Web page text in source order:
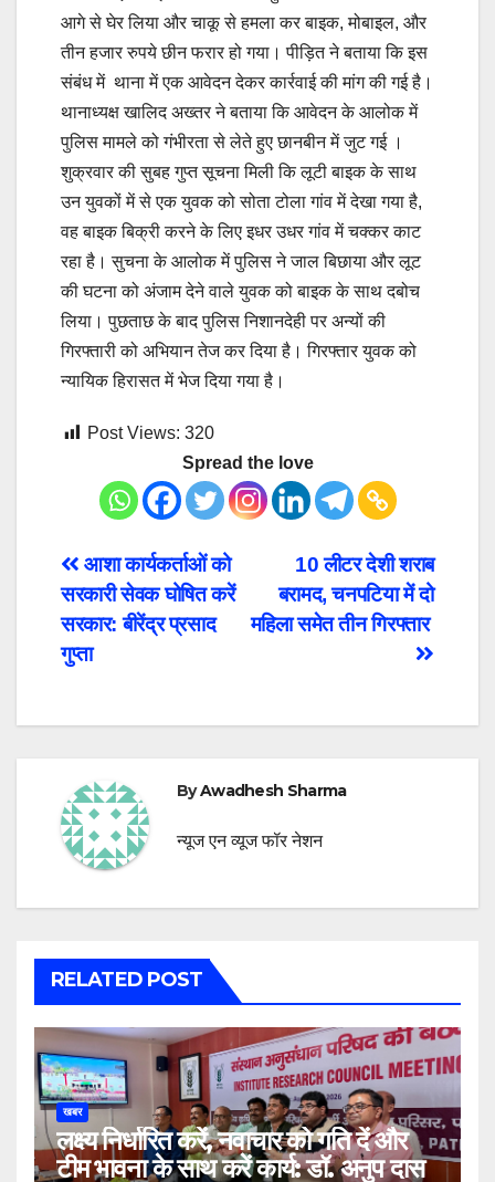
आगे से घेर लिया और चाकू से हमला कर बाइक, मोबाइल, और
तीन हजार रुपये छीन फरार हो गया। पीड़ित ने बताया कि इस
संबंध में थाना में एक आवेदन देकर कार्रवाई की मांग की गई है।
थानाध्यक्ष खालिद अख्तर ने बताया कि आवेदन के आलोक में
पुलिस मामले को गंभीरता से लेते हुए छानबीन में जुट गई ।
शुक्रवार की सुबह गुप्त सूचना मिली कि लूटी बाइक के साथ
उन युवकों में से एक युवक को सोता टोला गांव में देखा गया है,
वह बाइक बिक्री करने के लिए इधर उधर गांव में चक्कर काट
रहा है। सुचना के आलोक में पुलिस ने जाल बिछाया और लूट
की घटना को अंजाम देने वाले युवक को बाइक के साथ दबोच
लिया। पुछताछ के बाद पुलिस निशानदेही पर अन्यों की
गिरफ्तारी को अभियान तेज कर दिया है। गिरफ्तार युवक को
न्यायिक हिरासत में भेज दिया गया है।
Post Views: 320
Spread the love
Post
navigation
10 लीटर देशी शराब
बरामद, चनपटिया में दो
महिला समेत तीन गिरफ्तार
आशा कार्यकर्ताओं को
सरकारी सेवक घोषित करें
सरकार: बीरेंद्र प्रसाद
गुप्ता
ByAwadhesh Sharma
न्यूज एन व्यूज फॉर नेशन
RELATED POST
खबर
लक्ष्य निर्धारित करें, नवाचार को गति दें और
टीम भावना के साथ करें कार्य: डॉ. अनुप दास